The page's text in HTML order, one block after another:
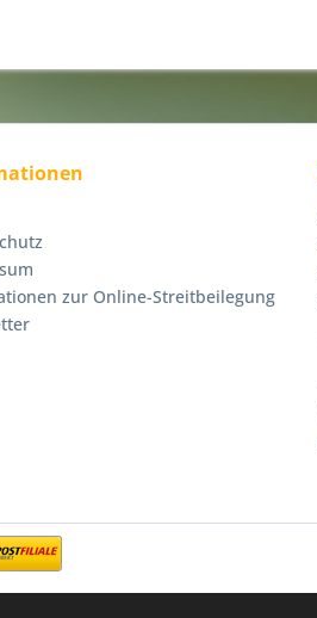
zur Online-Streitbeilegung